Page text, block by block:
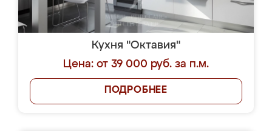
Кухня "Октавия"
Цена: от 39 000 руб. за п.м.
ПОДРОБНЕЕ